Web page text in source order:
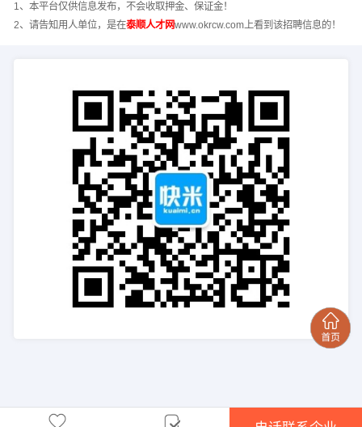
1、本平台仅供信息发布，不会收取押金、保证金！
2、请告知用人单位，是在泰顺人才网www.okrcw.com上看到该招聘信息的！